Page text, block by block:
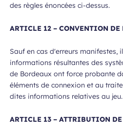
des règles énoncées ci-dessus.
ARTICLE 12 – CONVENTION DE
Sauf en cas d'erreurs manifestes,
informations résultantes des
de Bordeaux ont force probante
éléments de connexion et au
dites informations relatives au jeu.
ARTICLE 13 – ATTRIBUTION DE